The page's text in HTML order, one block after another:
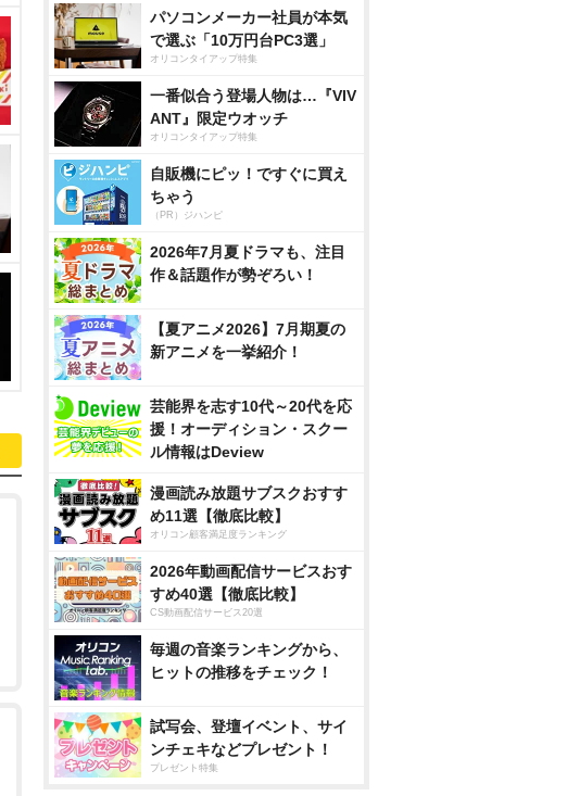
パソコンメーカー社員が本気
で選ぶ「10万円台PC3選」
オリコンタイアップ特集
一番似合う登場人物は…『VIV
ANT』限定ウオッチ
オリコンタイアップ特集
自販機にピッ！ですぐに買え
ちゃう
（PR）ジハンピ
2026年7月夏ドラマも、注目
作＆話題作が勢ぞろい！
【夏アニメ2026】7月期夏の
新アニメを一挙紹介！
芸能界を志す10代～20代を応
援！オーディション・スクー
ル情報はDeview
漫画読み放題サブスクおすす
め11選【徹底比較】
オリコン顧客満足度ランキング
2026年動画配信サービスおす
すめ40選【徹底比較】
CS動画配信サービス20選
毎週の音楽ランキングから、
ヒットの推移をチェック！
試写会、登壇イベント、サイ
ンチェキなどプレゼント！
プレゼント特集